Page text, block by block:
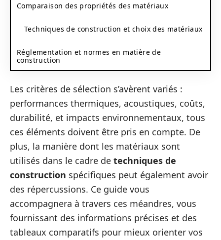
Comparaison des propriétés des matériaux
Techniques de construction et choix des matériaux
Réglementation et normes en matière de
construction
Les critères de sélection s’avèrent variés :
performances thermiques, acoustiques, coûts,
durabilité, et impacts environnementaux, tous
ces éléments doivent être pris en compte. De
plus, la manière dont les matériaux sont
utilisés dans le cadre de techniques de
construction spécifiques peut également avoir
des répercussions. Ce guide vous
accompagnera à travers ces méandres, vous
fournissant des informations précises et des
tableaux comparatifs pour mieux orienter vos